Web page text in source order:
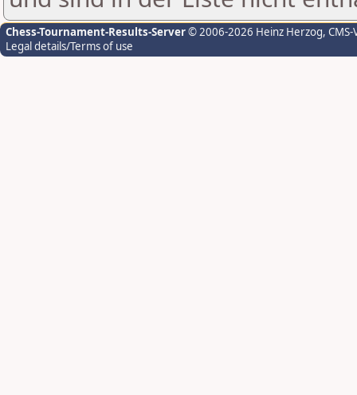
Chess-Tournament-Results-Server© 2006-2026 Heinz Herzog,
Legal details/Terms of use